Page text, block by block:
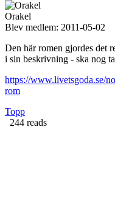
Orakel
Blev medlem: 2011-05-02
Den här romen gjordes det
i sin beskrivning - ska nog
https://www.livetsgoda.se/
rom
Topp
244 reads